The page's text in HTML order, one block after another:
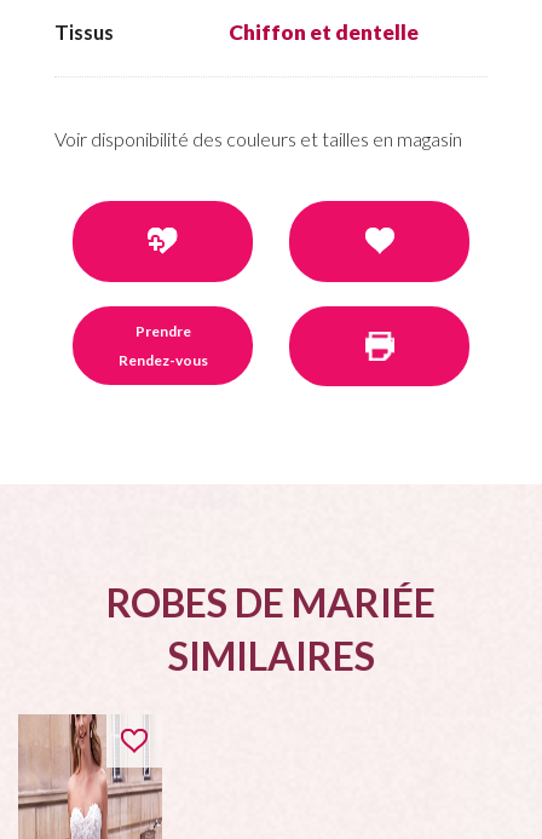
Tissus Chiffon et dentelle
Voir disponibilité des couleurs et tailles en magasin
Prendre
Rendez-vous
ROBES DE MARIÉE
SIMILAIRES